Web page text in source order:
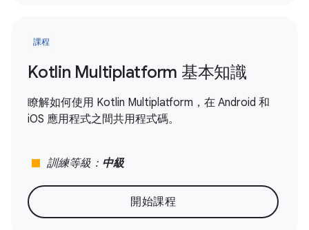
課程
Kotlin Multiplatform 基本知識
瞭解如何使用 Kotlin Multiplatform，在 Android 和
iOS 應用程式之間共用程式碼。
stop 訓練等級： 中級
開始課程